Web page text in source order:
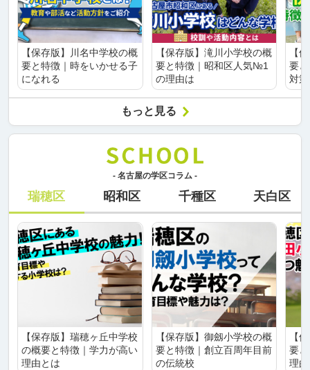
【保存版】川名中学校の概
要と特徴｜時をいかせる子
になれる
【保存版】滝川小学校の概
要と特徴｜昭和区人気№1
の理由は
【
要
対
もっと見る
- 名古屋の学区コラム -
瑞穂区 昭和区 千種区 天白区
【保存版】瑞穂ヶ丘中学校
の概要と特徴｜学力が高い
理由とは
【保存版】御劔小学校の概
要と特徴｜創立百周年目前
の伝統校
【
要
理